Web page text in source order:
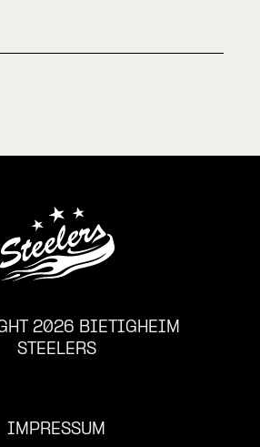
2026 BIETIGHEIM
STEELERS
IMPRESSUM